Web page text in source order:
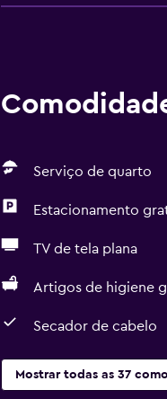
Serviço de quarto
Estacionamento
TV de tela plana
Artigos de higiene
Secador de cabelo
Mostrar todas as 37